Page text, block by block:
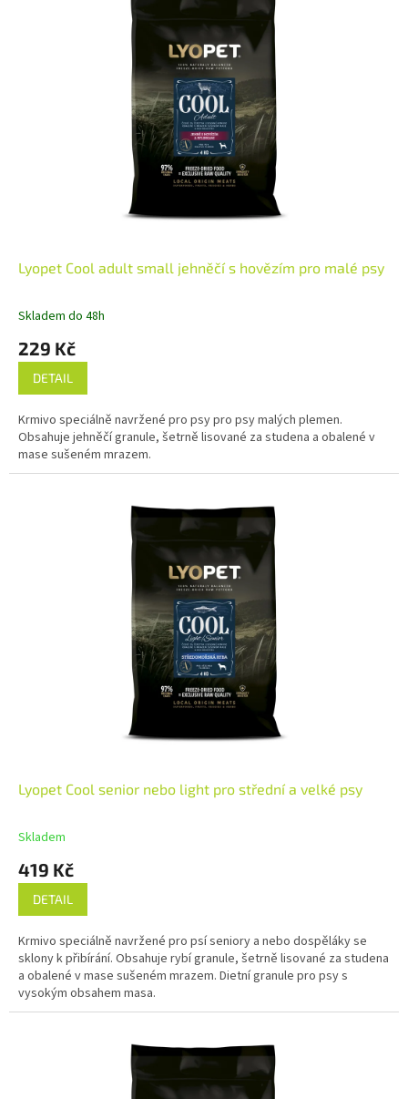
Lyopet Cool adult small jehněčí s hovězím pro malé psy
Skladem do 48h
229 Kč
DETAIL
Krmivo speciálně navržené pro psy pro psy malých plemen.
Obsahuje jehněčí granule, šetrně lisované za studena a obalené v
mase sušeném mrazem.
Lyopet Cool senior nebo light pro střední a velké psy
Skladem
419 Kč
DETAIL
Krmivo speciálně navržené pro psí seniory a nebo dospěláky se
sklony k přibírání. Obsahuje rybí granule, šetrně lisované za studena
a obalené v mase sušeném mrazem. Dietní granule pro psy s
vysokým obsahem masa.